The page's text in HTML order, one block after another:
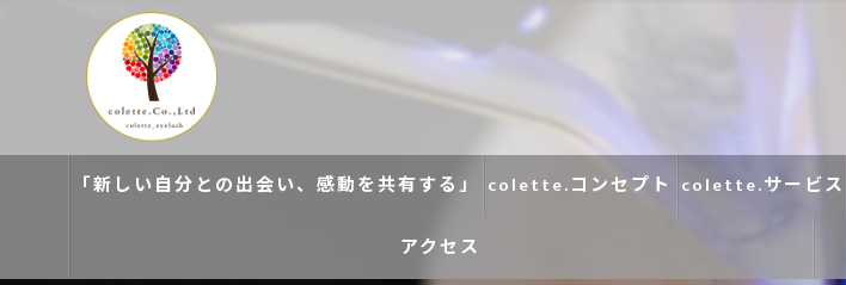
「新しい自分との出会い、感動を共有する」 colette.コンセプト colette.サービス
アクセス